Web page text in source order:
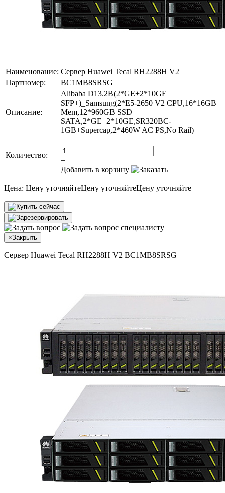
Наименование: Сервер Huawei Tecal RH2288H V2
Партномер:
BC1MB8SRSG
Описание:
Alibaba D13.2B(2*GE+2*10GE
SFP+)_Samsung(2*E5-2650 V2 CPU,16*16GB
Mem,12*960GB SSD
SATA,2*GE+2*10GE,SR320BC-
1GB+Supercap,2*460W AC PS,No Rail)
Количество:
–
+
Добавить в корзину
Цена: Цену уточняйтеЦену уточняйтеЦену уточняйте
×Закрыть
Сервер Huawei Tecal RH2288H V2 BC1MB8SRSG